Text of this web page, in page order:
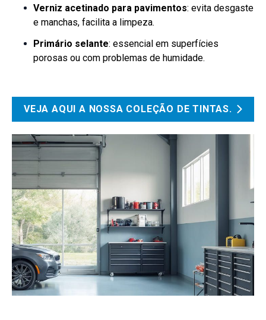
Verniz acetinado para pavimentos: evita desgaste
e manchas, facilita a limpeza.
Primário selante: essencial em superfícies
porosas ou com problemas de humidade.
VEJA AQUI A NOSSA COLEÇÃO DE TINTAS.